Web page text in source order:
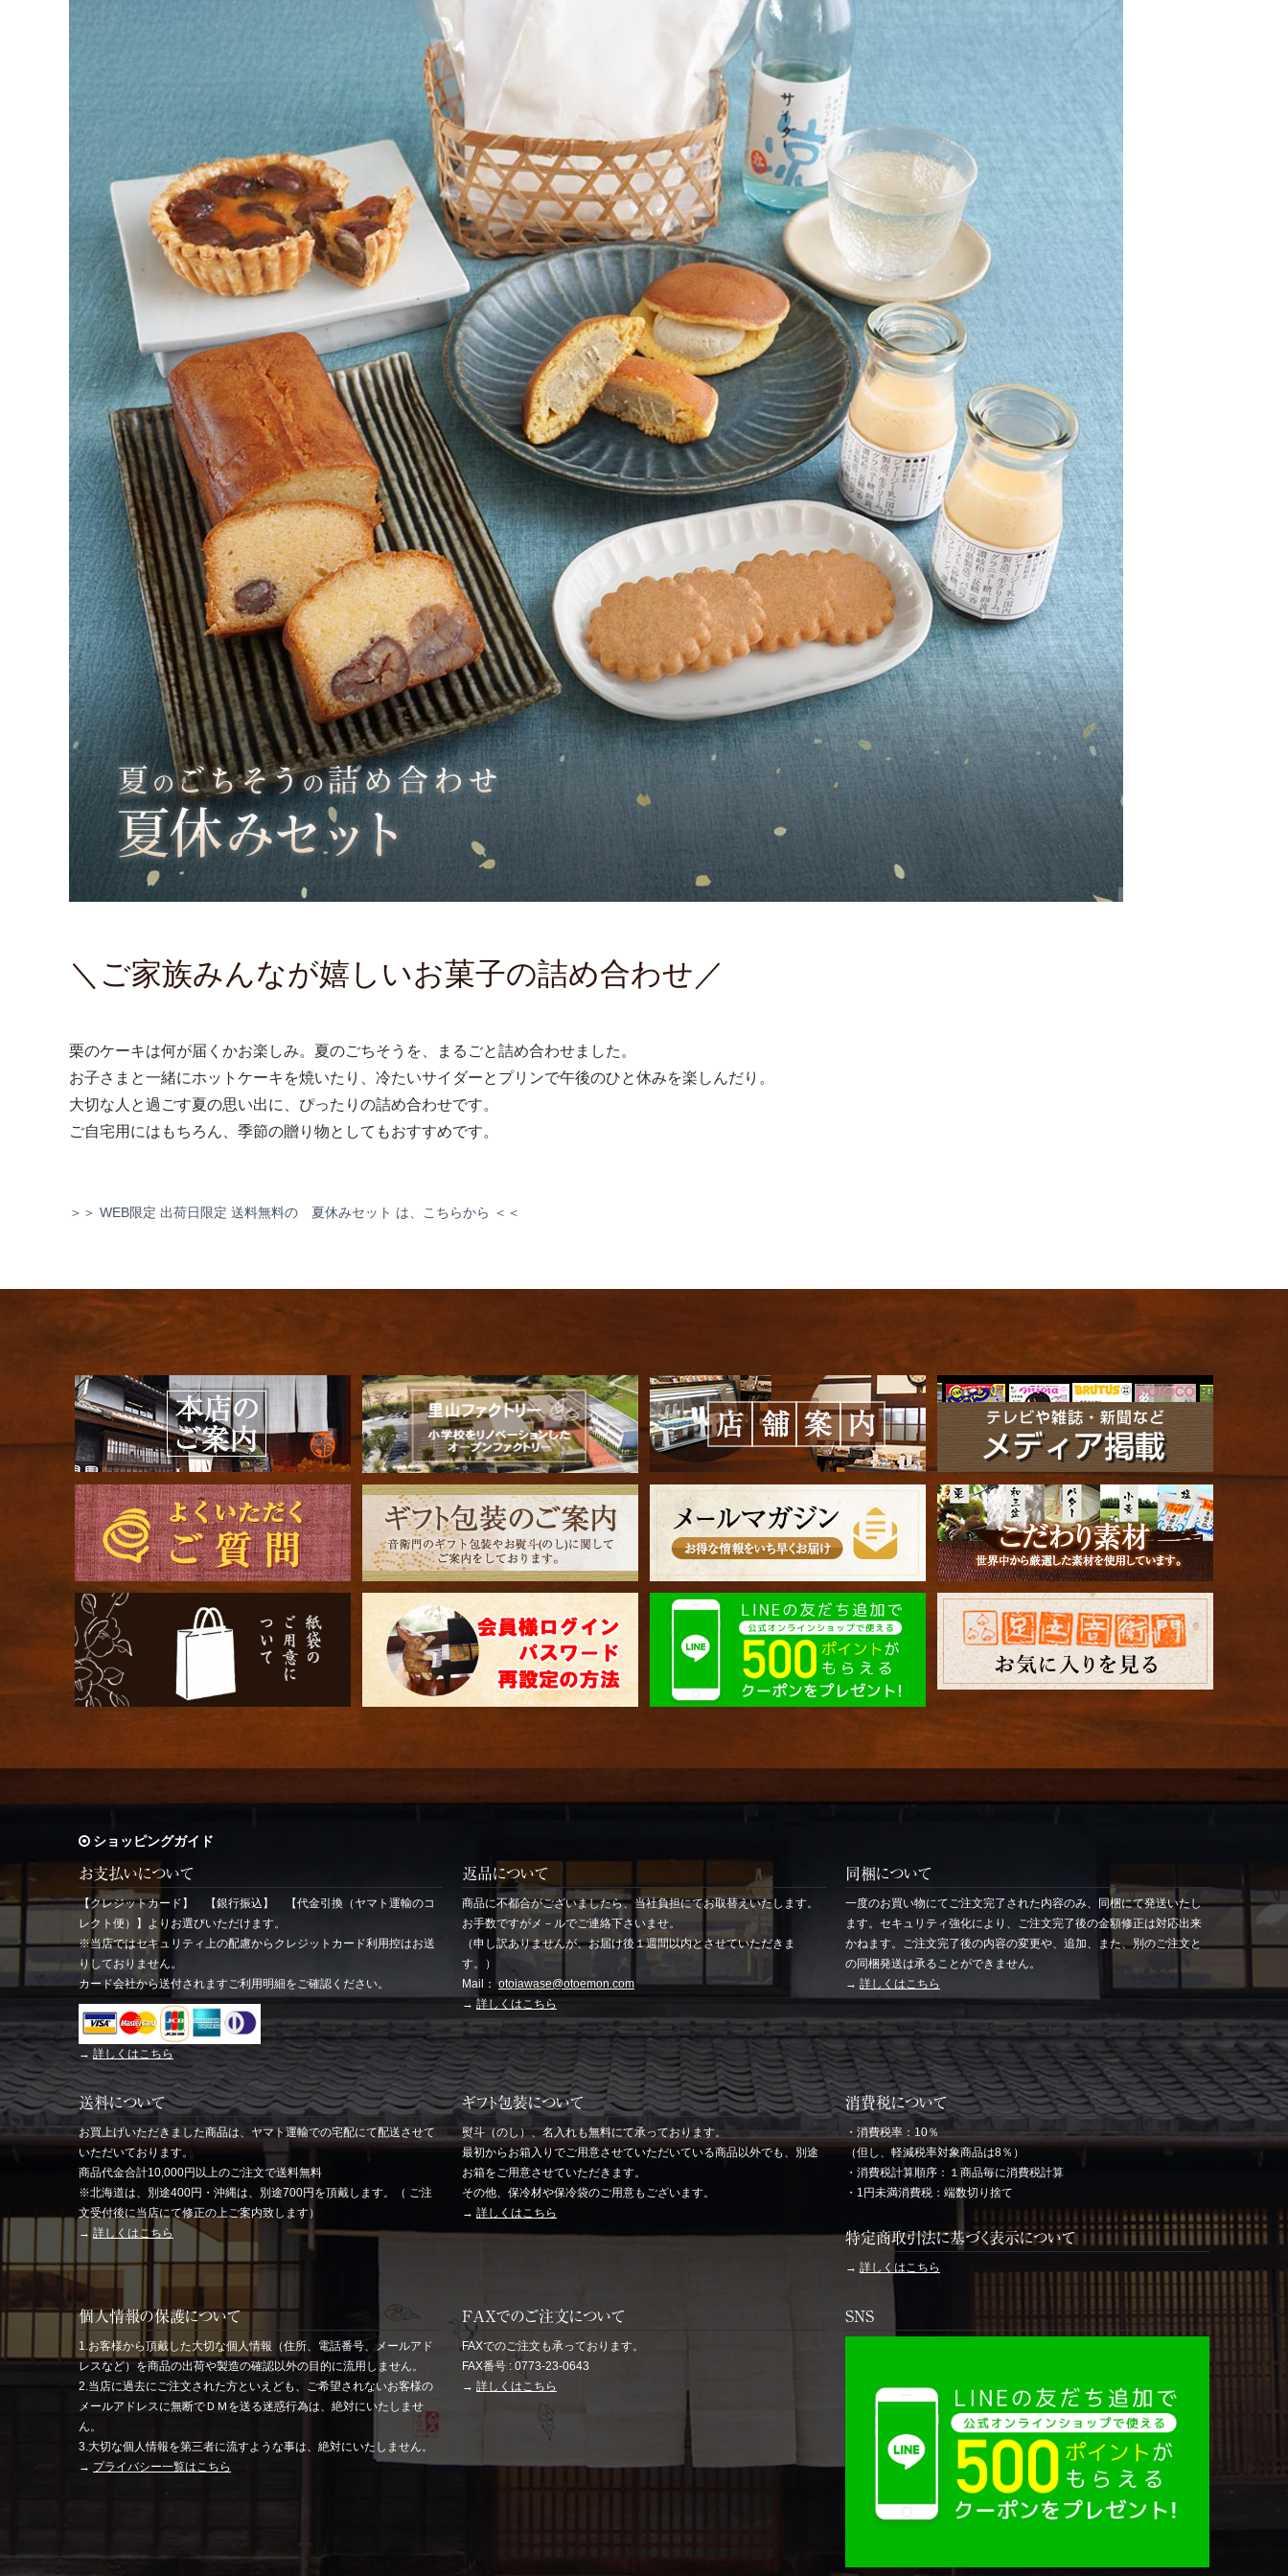
＼ご家族みんなが嬉しいお菓子の詰め合わせ／
栗のケーキは何が届くかお楽しみ。夏のごちそうを、まるごと詰め合わせました。
お子さまと一緒にホットケーキを焼いたり、冷たいサイダーとプリンで午後のひと休みを楽しんだり。
大切な人と過ごす夏の思い出に、ぴったりの詰め合わせです。
ご自宅用にはもちろん、季節の贈り物としてもおすすめです。
＞＞ WEB限定 出荷日限定 送料無料の 夏休みセット は、こちらから ＜＜
ショッピングガイド
お支払いについて
【クレジットカード】 【銀行振込】 【代金引換（ヤマト運輸のコ
レクト便）】よりお選びいただけます。
※当店ではセキュリティ上の配慮からクレジットカード利用控はお送
りしておりません。
カード会社から送付されますご利用明細をご確認ください。
→ 詳しくはこちら
返品について
商品に不都合がございましたら、当社負担にてお取替えいたします。
お手数ですがメ－ルでご連絡下さいませ。
（申し訳ありませんが、お届け後１週間以内とさせていただきま
す。）
Mail：otoiawase@otoemon.com
→ 詳しくはこちら
同梱について
一度のお買い物にてご注文完了された内容のみ、同梱にて発送いたし
ます。セキュリティ強化により、ご注文完了後の金額修正は対応出来
かねます。ご注文完了後の内容の変更や、追加、また、別のご注文と
の同梱発送は承ることができません。
→ 詳しくはこちら
送料について
お買上げいただきました商品は、ヤマト運輸での宅配にて配送させて
いただいております。
商品代金合計10,000円以上のご注文で送料無料
※北海道は、別途400円・沖縄は、別途700円を頂戴します。（ ご注
文受付後に当店にて修正の上ご案内致します）
→ 詳しくはこちら
ギフト包装について
熨斗（のし）、名入れも無料にて承っております。
最初からお箱入りでご用意させていただいている商品以外でも、別途
お箱をご用意させていただきます。
その他、保冷材や保冷袋のご用意もございます。
→ 詳しくはこちら
消費税について
・消費税率：10％
（但し、軽減税率対象商品は8％）
・消費税計算順序：１商品毎に消費税計算
・1円未満消費税：端数切り捨て
特定商取引法に基づく表示について
→ 詳しくはこちら
個人情報の保護について
1.お客様から頂戴した大切な個人情報（住所、電話番号、メールアド
レスなど）を商品の出荷や製造の確認以外の目的に流用しません。
2.当店に過去にご注文された方といえども、ご希望されないお客様の
メールアドレスに無断でＤＭを送る迷惑行為は、絶対にいたしませ
ん。
3.大切な個人情報を第三者に流すような事は、絶対にいたしません。
→ プライバシー一覧はこちら
FAXでのご注文について
FAXでのご注文も承っております。
FAX番号 : 0773-23-0643
→ 詳しくはこちら
SNS